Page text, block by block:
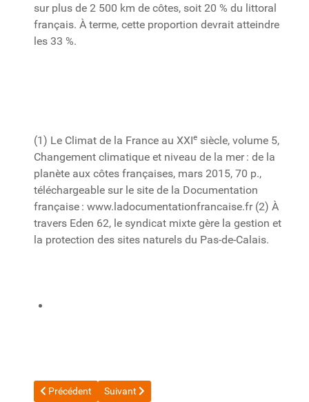
sur plus de 2 500 km de côtes, soit 20 % du littoral
français. À terme, cette proportion devrait atteindre
les 33 %.
(1) Le Climat de la France au XXIe siècle, volume 5,
Changement climatique et niveau de la mer : de la
planète aux côtes françaises, mars 2015, 70 p.,
téléchargeable sur le site de la Documentation
française : www.ladocumentationfrancaise.fr (2) À
travers Eden 62, le syndicat mixte gère la gestion et
la protection des sites naturels du Pas-de-Calais.
Article précédent : 20201009_Communication de l'ONF : Le
Précédent Article suivant : 20181006_Conservatoire du
Suivant